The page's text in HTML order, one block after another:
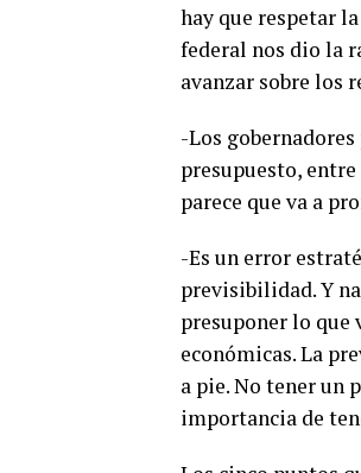
hay que respetar
federal nos dio la
avanzar sobre los
-Los
presupuesto,
parece que va a
-Es un error
previsibilidad. Y
presuponer lo que
económicas. La
a pie. No tener un
importancia de